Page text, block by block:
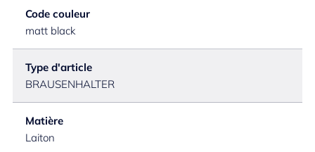
Code couleur
matt black
Type d'article
BRAUSENHALTER
Matière
Laiton